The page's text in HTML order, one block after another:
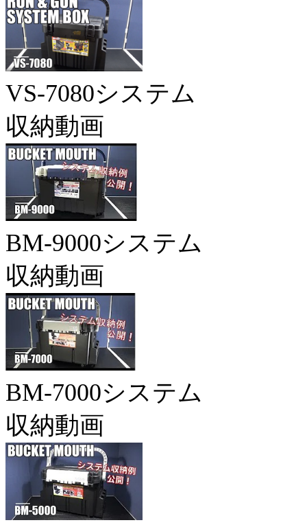
VS-7080システム
収納動画
BM-9000システム
収納動画
BM-7000システム
収納動画